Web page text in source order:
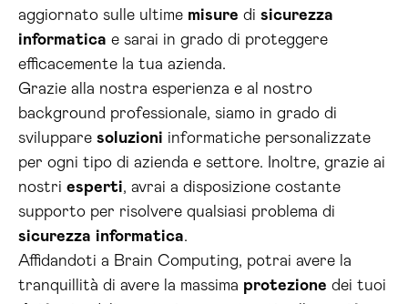
aggiornato sulle ultime misure di sicurezza
informatica e sarai in grado di proteggere
efficacemente la tua azienda.
Grazie alla nostra esperienza e al nostro
background professionale, siamo in grado di
sviluppare soluzioni informatiche personalizzate
per ogni tipo di azienda e settore. Inoltre, grazie ai
nostri esperti, avrai a disposizione costante
supporto per risolvere qualsiasi problema di
sicurezza informatica.
Affidandoti a Brain Computing, potrai avere la
tranquillità di avere la massima protezione dei tuoi